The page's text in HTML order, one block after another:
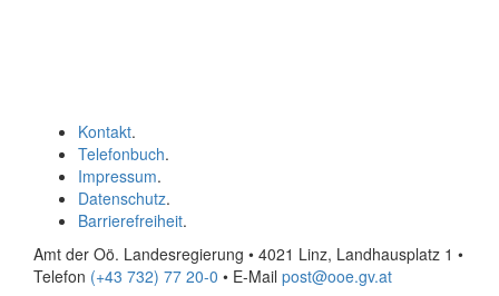
Kontakt.
Telefonbuch.
Impressum.
Datenschutz.
Barrierefreiheit.
Amt der Oö. Landesregierung • 4021 Linz, Landhausplatz 1 •
Telefon (+43 732) 77 20-0 • E-Mail post@ooe.gv.at